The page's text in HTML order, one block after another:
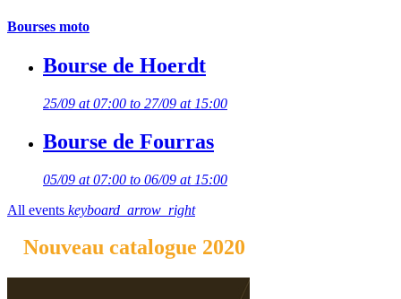
Bourses moto
Bourse de Hoerdt
25/09 at 07:00 to 27/09 at 15:00
Bourse de Fourras
05/09 at 07:00 to 06/09 at 15:00
All events keyboard_arrow_right
Nouveau catalogue 2020